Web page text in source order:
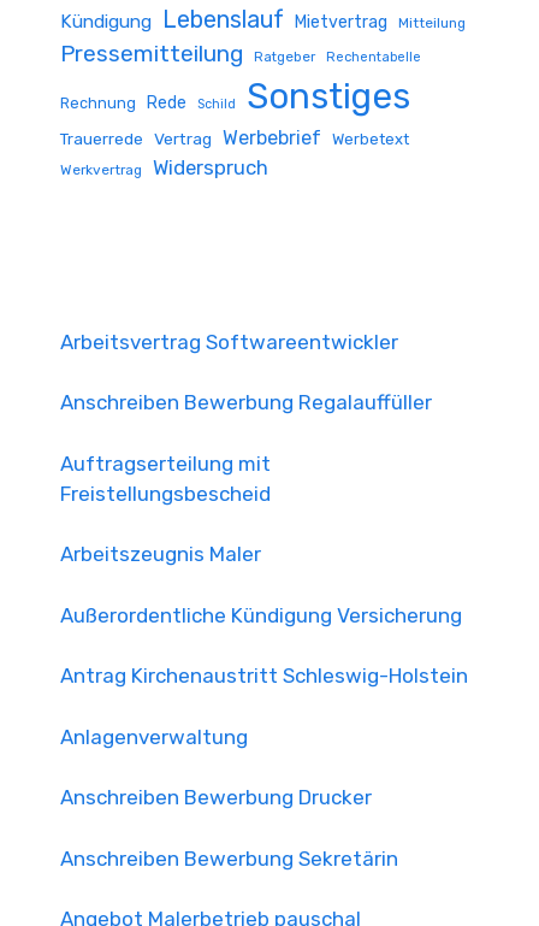
Kündigung Lebenslauf Mietvertrag Mitteilung
Pressemitteilung Ratgeber Rechentabelle
Rechnung Rede Schild Sonstiges
Trauerrede Vertrag Werbebrief Werbetext
Werkvertrag Widerspruch
Arbeitsvertrag Softwareentwickler
Anschreiben Bewerbung Regalauffüller
Auftragserteilung mit
Freistellungsbescheid
Arbeitszeugnis Maler
Außerordentliche Kündigung Versicherung
Antrag Kirchenaustritt Schleswig-Holstein
Anlagenverwaltung
Anschreiben Bewerbung Drucker
Anschreiben Bewerbung Sekretärin
Angebot Malerbetrieb pauschal